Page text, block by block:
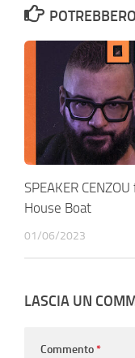
SPEAKER
House Boat
01/06/2023
LASCIA UN
Commento*